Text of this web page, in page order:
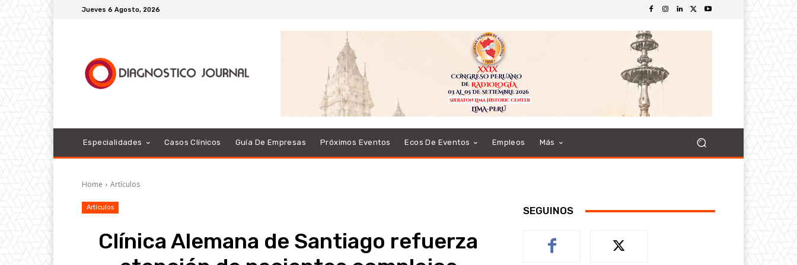
Jueves 6 Agosto, 2026
Especialidades Casos Clínicos Guía De Empresas Próximos Eventos Ecos De Eventos Empleos Más
Home Artículos
Artículos
Clínica Alemana de Santiago refuerza
SEGUINOS